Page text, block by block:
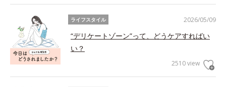
2026/05/09
ライフスタイル
“デリケートゾーン”って、どうケアすればい
い？
2510 view